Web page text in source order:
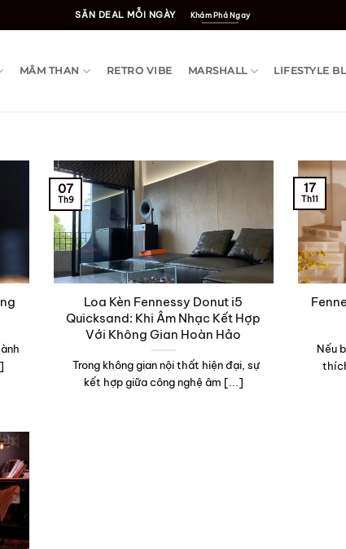
SĂN DEAL MỖI NGÀY Khám Phá Ngay
MÂM THAN RETRO VIBE MARSHALL LIFESTYLE
Loa Kèn Fennessy Donut i5
Quicksand: Khi Âm Nhạc Kết Hợp
Với Không Gian Hoàn Hảo
Trong không gian nội thất hiện đại, sự
kết hợp giữa công nghệ âm [...]
07
Th9
Nếu
17
Th11